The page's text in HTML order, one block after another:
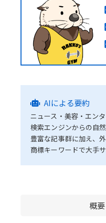
AIによる要約
ニュース・美容・エン
検索エンジンからの自
豊富な記事群に加え、
商標キーワードで大手
概要